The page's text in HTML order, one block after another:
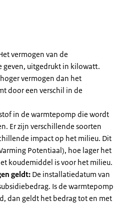
vermogen van de
geven, uitgedrukt in kilowatt.
vermogen dan het
door een verschil in de
in de warmtepomp die wordt
Er zijn verschillende soorten
impact op het milieu. Dit
Potentiaal), hoe lager het
koudemiddel is voor het milieu.
geldt: De installatiedatum van
Is de warmtepomp
dan geldt het bedrag tot en met